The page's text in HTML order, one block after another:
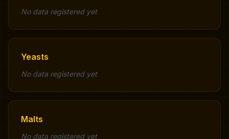
No data registered yet
Yeasts
No data registered yet
Malts
No data registered yet